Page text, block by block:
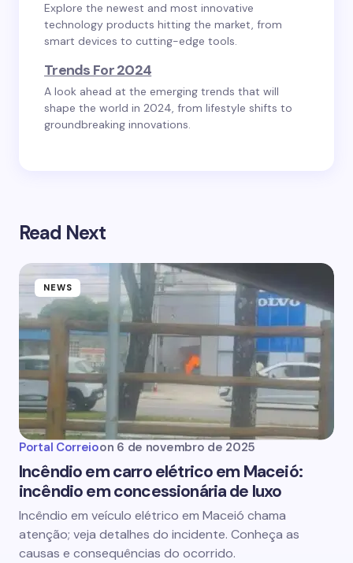
Explore the newest and most innovative
technology products hitting the market, from
smart devices to cutting-edge tools.
Trends For 2024
A look ahead at the emerging trends that will
shape the world in 2024, from lifestyle shifts to
groundbreaking innovations.
Read Next
NEWS
Portal Correioon 6 de novembro de 2025
Incêndio em carro elétrico em Maceió:
incêndio em concessionária de luxo
Incêndio em veículo elétrico em Maceió chama
atenção; veja detalhes do incidente. Conheça as
causas e consequências do ocorrido.